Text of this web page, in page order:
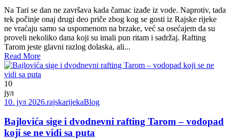
Na Tari se dan ne završava kada čamac izađe iz vode. Naprotiv, tada
tek počinje onaj drugi deo priče zbog kog se gosti iz Rajske rijeke
ne vraćaju samo sa uspomenom na brzake, već sa osećajem da su
proveli nekoliko dana koji su imali pun ritam i sadržaj. Rafting
Tarom jeste glavni razlog dolaska, ali...
Read More
10
јул
10. јул 2026.rajskarijekaBlog
Bajlovića sige i dvodnevni rafting Tarom – vodopad
koji se ne vidi sa puta